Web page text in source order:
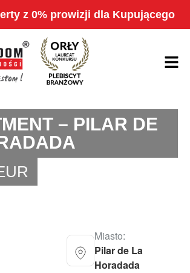
z 0% prowizji dla Kupującego
– PILAR DE
Miasto:
Pilar de La
Horadada